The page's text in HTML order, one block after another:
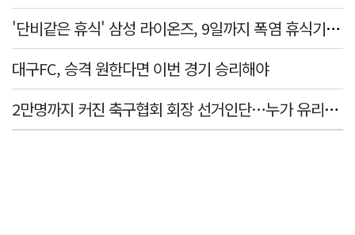
'단비같은 휴식' 삼성 라이온즈, 9일까지 폭염 휴식기에 재정비
대구FC, 승격 원한다면 이번 경기 승리해야
2만명까지 커진 축구협회 회장 선거인단…누가 유리할까